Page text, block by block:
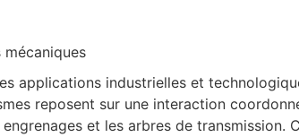
applications industrielles et
reposent sur une interaction
et les arbres de transmission.